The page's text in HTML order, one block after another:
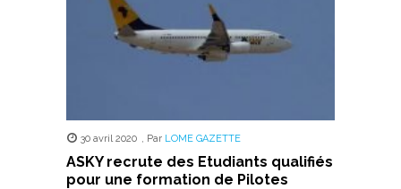
30 avril 2020 , Par LOME GAZETTE
ASKY recrute des Etudiants qualifiés
pour une formation de Pilotes